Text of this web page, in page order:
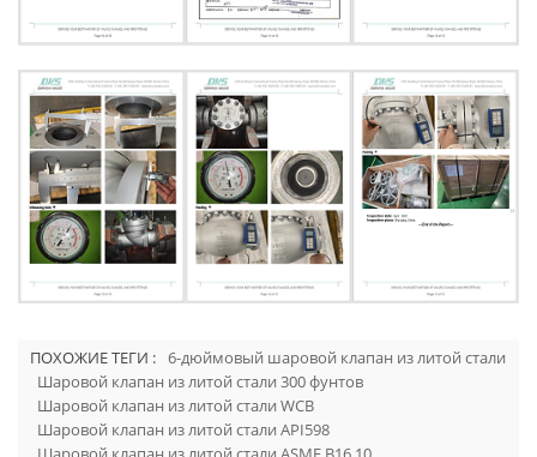
ПОХОЖИЕ ТЕГИ : 6-дюймовый шаровой клапан из литой стали
Шаровой клапан из литой стали 300 фунтов
Шаровой клапан из литой стали WCB
Шаровой клапан из литой стали API598